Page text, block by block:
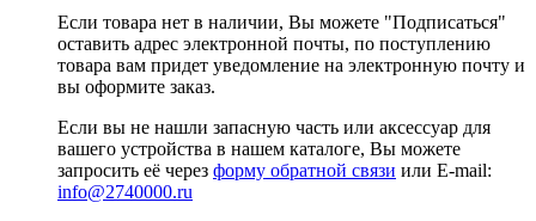
Если товара нет в наличии, Вы можете "Подписаться"
оставить адрес электронной почты, по поступлению
товара вам придет уведомление на электронную почту и
вы оформите заказ.
Если вы не нашли запасную часть или аксессуар для
вашего устройства в нашем каталоге, Вы можете
запросить её через форму обратной связи или E-mail:
info@2740000.ru